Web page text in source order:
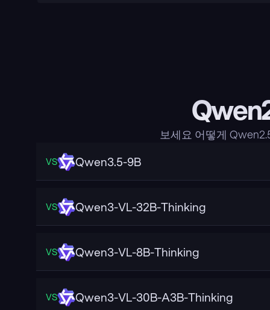
보세요 어떻게
VS Qwen3.5-9B
VS Qwen3-VL-32B-Thinking
VS Qwen3-VL-8B-Thinking
VS Qwen3-VL-30B-A3B-Thinking